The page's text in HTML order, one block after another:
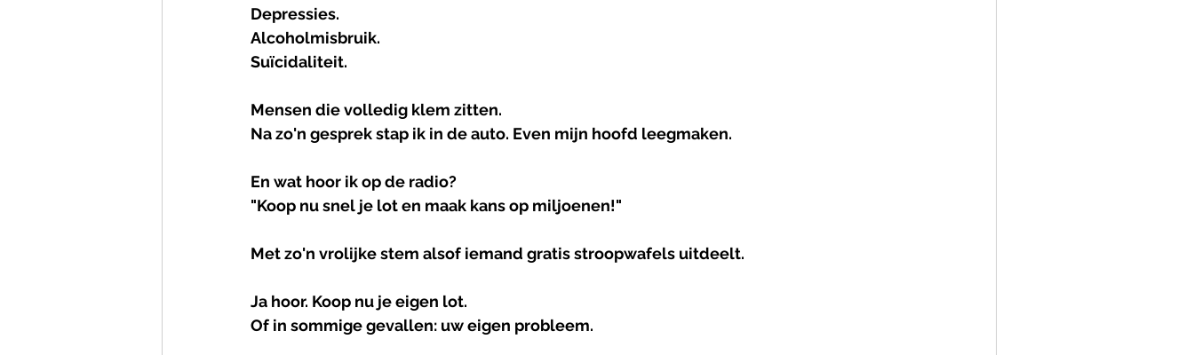
Depressies.
Alcoholmisbruik.
Suïcidaliteit.
Mensen die volledig klem zitten.
Na zo'n gesprek stap ik in de auto. Even mijn hoofd leegmaken.
En wat hoor ik op de radio?
"Koop nu snel je lot en maak kans op miljoenen!"
Met zo'n vrolijke stem alsof iemand gratis stroopwafels uitdeelt.
Ja hoor. Koop nu je eigen lot.
Of in sommige gevallen: uw eigen probleem.